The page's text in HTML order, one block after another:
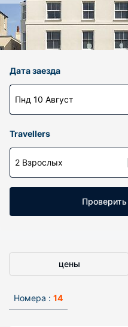
Дата заезда
Пнд 10 Август
Travellers
2 Взрослых
цены
Номера : 14